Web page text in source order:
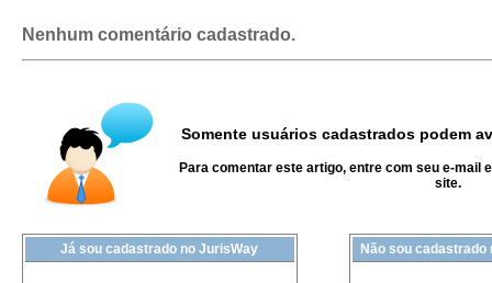
Nenhum comentário cadastrado.
Somente usuários cadastrados podem
Para comentar este artigo, entre com seu e-mail
site.
Já sou cadastrado no JurisWay Não sou cadastrado